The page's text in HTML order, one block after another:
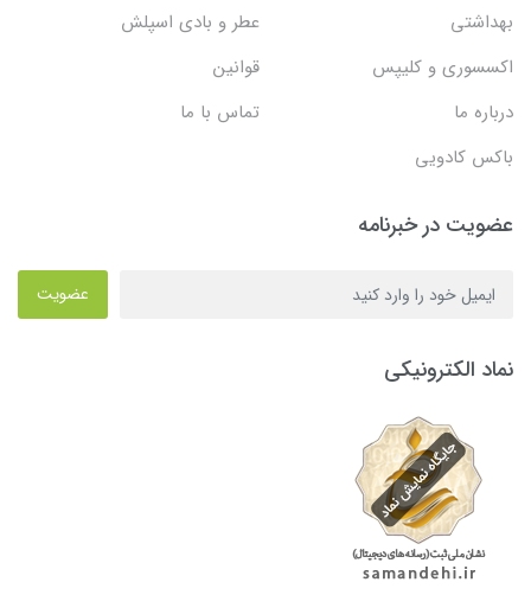
بهداشتی
عطر و بادی اسپلش
اکسسوری و کلیپس
قوانین
درباره ما
تماس با ما
باکس کادویی
عضویت در خبرنامه
عضویت
نماد الکترونیکی